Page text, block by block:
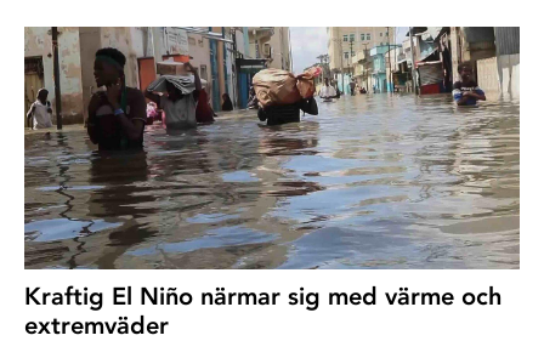
Kraftig El Niño närmar sig med värme och
extremväder